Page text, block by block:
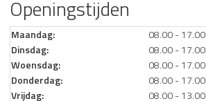
Openingstijden
Maandag:
08.00 - 17.00
Dinsdag:
08.00 - 17.00
Woensdag:
08.00 - 17.00
Donderdag:
08.00 - 17.00
Vrijdag:
08.00 - 13.00